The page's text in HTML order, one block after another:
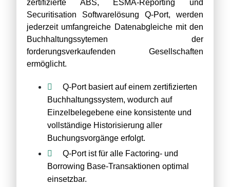
zertifizierte ABS, ESMA-Reporting und
Securitisation Softwarelösung Q-Port, werden
jederzeit umfangreiche Datenabgleiche mit den
Buchhaltungssytemen der
forderungsverkaufenden Gesellschaften
ermöglicht.
Q-Port basiert auf einem zertifizierten
Buchhaltungssystem, wodurch auf
Einzelbelegebene eine konsistente und
vollständige Historisierung aller
Buchungsvorgänge erfolgt.
Q-Port ist für alle Factoring- und
Borrowing Base-Transaktionen optimal
einsetzbar.